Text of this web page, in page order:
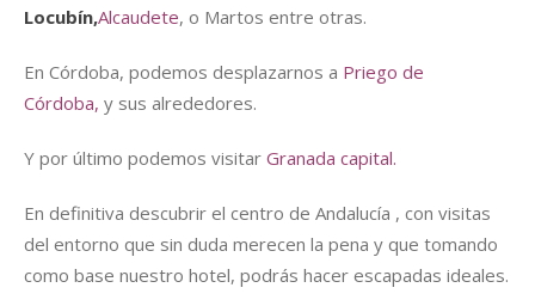
Locubín,Alcaudete, o Martos entre otras.
En Córdoba, podemos desplazarnos a Priego de
Córdoba, y sus alrededores.
Y por último podemos visitar Granada capital.
En definitiva descubrir el centro de Andalucía , con visitas
del entorno que sin duda merecen la pena y que tomando
como base nuestro hotel, podrás hacer escapadas ideales.